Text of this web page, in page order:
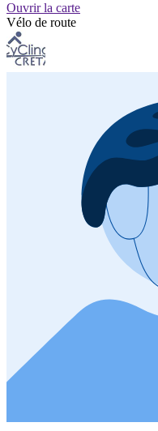
Ouvrir la carte
Vélo de route